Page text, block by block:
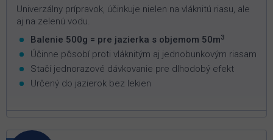
Univerzálny prípravok, účinkuje nielen na vláknitú riasu, ale
aj na zelenú vodu.
Balenie 500g = pre jazierka s objemom 50m3
Účinne pôsobí proti vláknitým aj jednobunkovým riasam
Stačí jednorazové dávkovanie pre dlhodobý efekt
Určený do jazierok bez lekien